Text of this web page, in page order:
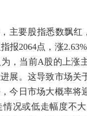
要股指悉数飘红
报2064点，涨
，当前A股的上
展。这导致市场
今日市场大概率
况或低走幅度不